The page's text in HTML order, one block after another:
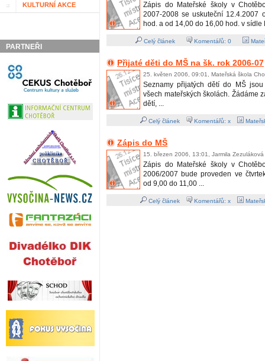
KULTURNÍ AKCE
PARTNEŘI
Zápis do Mateřské školy v
2007-2008 se uskuteční 12.4.2007
hod. a od 14,00 do 16,00 hod. v sídle
Celý článek Komentářů: 0
Přijaté děti do MŠ na šk. rok 2006-07
25. květen 2006, 09:01, Mateřská škola
Seznamy přijatých dětí do MŠ
všech mateřských školách. Žádáme
dětí, ...
Celý článek Komentářů: x
Zápis do MŠ
15. březen 2006, 13:01, Jarmila Zezuláková
Zápis do Mateřské školy v
2006/2007 bude proveden ve
od 9,00 do 11,00 ...
Celý článek Komentářů: x